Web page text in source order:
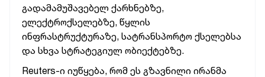
გადამამუშავებელ ქარხნებზე,
ელექტროქსელებზე, წყლის
ინფრასტრუქტურაზე, სატრანსპორტო ქსელებსა
და სხვა სტრატეგიულ ობიექტებზე.
Reuters-ი იუწყება, რომ ეს გზავნილი ირანმა